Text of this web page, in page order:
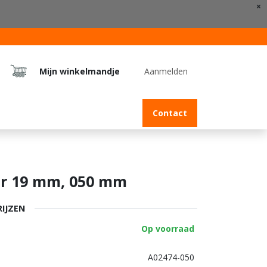
×
Mijn winkelmandje Aanmelden
Contact
19 mm, 050 mm
Op voorraad
A02474-050